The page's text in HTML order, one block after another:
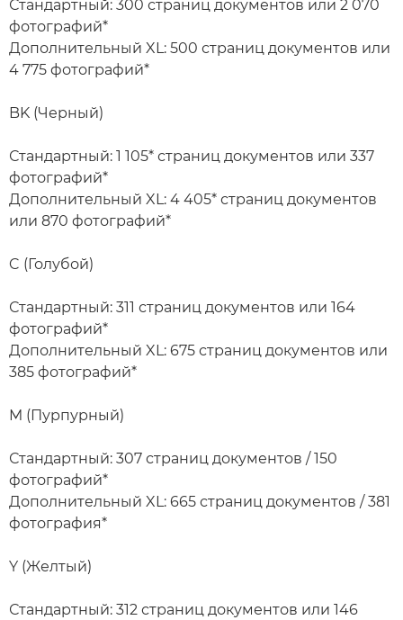
Стандартный: 300 страниц документов или 2 070
фотографий*
Дополнительный XL: 500 страниц документов или
4 775 фотографий*
BK (Черный)
Стандартный: 1 105* страниц документов или 337
фотографий*
Дополнительный XL: 4 405* страниц документов
или 870 фотографий*
C (Голубой)
Стандартный: 311 страниц документов или 164
фотографий*
Дополнительный XL: 675 страниц документов или
385 фотографий*
M (Пурпурный)
Стандартный: 307 страниц документов / 150
фотографий*
Дополнительный XL: 665 страниц документов / 381
фотография*
Y (Желтый)
Стандартный: 312 страниц документов или 146